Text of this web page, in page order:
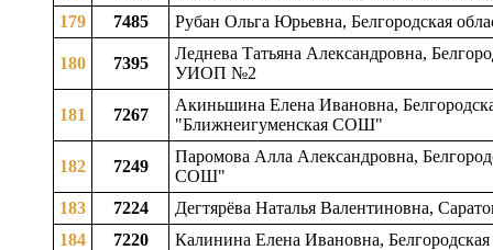
179
7485 Рубан Ольга Юрьевна, Белгородская
180 7395
Леднева Татьяна Александровна,
УИОП №2
181 7267
Акиньшина Елена Ивановна,
"Ближнеигуменская СОШ"
182 7249
Паромова Алла Александровна,
СОШ"
183
7224
Дегтярёва Наталья Валентиновна,
184
7220
Калинина Елена Ивановна,